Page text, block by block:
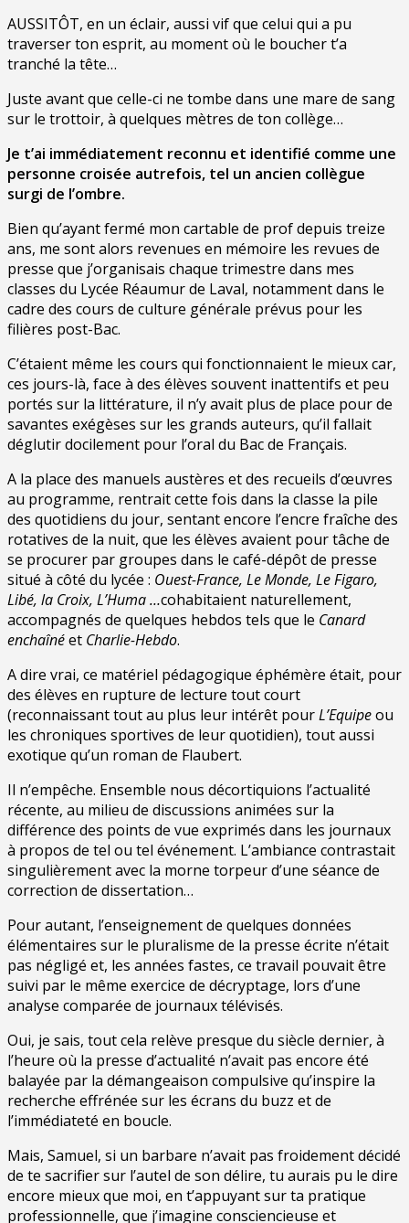
AUSSITÔT, en un éclair, aussi vif que celui qui a pu
traverser ton esprit, au moment où le boucher t’a
tranché la tête…
Juste avant que celle-ci ne tombe dans une mare de sang
sur le trottoir, à quelques mètres de ton collège…
Je t’ai immédiatement reconnu et identifié comme une
personne croisée autrefois, tel un ancien collègue
surgi de l’ombre.
Bien qu’ayant fermé mon cartable de prof depuis treize
ans, me sont alors revenues en mémoire les revues de
presse que j’organisais chaque trimestre dans mes
classes du Lycée Réaumur de Laval, notamment dans le
cadre des cours de culture générale prévus pour les
filières post-Bac.
C’étaient même les cours qui fonctionnaient le mieux car,
ces jours-là, face à des élèves souvent inattentifs et peu
portés sur la littérature, il n’y avait plus de place pour de
savantes exégèses sur les grands auteurs, qu’il fallait
déglutir docilement pour l’oral du Bac de Français.
A la place des manuels austères et des recueils d’œuvres
au programme, rentrait cette fois dans la classe la pile
des quotidiens du jour, sentant encore l’encre fraîche des
rotatives de la nuit, que les élèves avaient pour tâche de
se procurer par groupes dans le café-dépôt de presse
situé à côté du lycée : Ouest-France, Le Monde, LeFigaro,
Libé, la Croix, L’Huma …cohabitaient naturellement,
accompagnés de quelques hebdos tels que le Canard
enchaînéet Charlie-Hebdo.
A dire vrai, ce matériel pédagogique éphémère était, pour
des élèves en rupture de lecture tout court
(reconnaissant tout au plus leur intérêt pourL’Equipeou
les chroniques sportives de leur quotidien), tout aussi
exotique qu’un roman de Flaubert.
Il n’empêche. Ensemble nous décortiquions l’actualité
récente, au milieu de discussions animées sur la
différence des points de vue exprimés dans les journaux
à propos de tel ou tel événement. L’ambiance contrastait
singulièrement avec la morne torpeur d’une séance de
correction de dissertation…
Pour autant, l’enseignement de quelques données
élémentaires sur le pluralisme de la presse écrite n’était
pas négligé et, les années fastes, ce travail pouvait être
suivi par le même exercice de décryptage, lors d’une
analyse comparée de journaux télévisés.
Oui, je sais, tout cela relève presque du siècle dernier, à
l’heure où la presse d’actualité n’avait pas encore été
balayée par la démangeaison compulsive qu’inspire la
recherche effrénée sur les écrans du buzz et de
l’immédiateté en boucle.
Mais, Samuel, si un barbare n’avait pas froidement décidé
de te sacrifier sur l’autel de son délire, tu aurais pu le dire
encore mieux que moi, en t’appuyant sur ta pratique
professionnelle, que j’imagine consciencieuse et